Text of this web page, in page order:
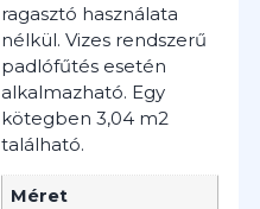
ragasztó használata
nélkül. Vizes rendszerű
padlófűtés esetén
alkalmazható. Egy
kötegben 3,04 m2
található.
Méret